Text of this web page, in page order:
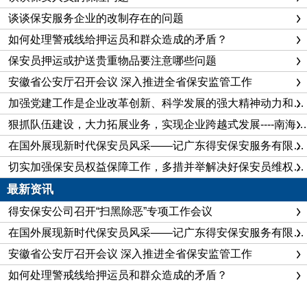
谈谈保安服务企业的改制存在的问题
如何处理警戒线给押运员和群众造成的矛盾？
保安员押运或护送贵重物品要注意哪些问题
安徽省公安厅召开会议 深入推进全省保安监管工作
加强党建工作是企业改革创新、科学发展的强大精神动力和重要政治保证
狠抓队伍建设，大力拓展业务，实现企业跨越式发展----南海保安公司企业建设纪实
在国外展现新时代保安员风采——记广东得安保安服务有限公司佛山分公司保安队长陈飞
切实加强保安员权益保障工作，多措并举解决好保安员维权问题
最新资讯
得安保安公司召开“扫黑除恶”专项工作会议
在国外展现新时代保安员风采——记广东得安保安服务有限公司佛山分公司保安队长陈飞
安徽省公安厅召开会议 深入推进全省保安监管工作
如何处理警戒线给押运员和群众造成的矛盾？